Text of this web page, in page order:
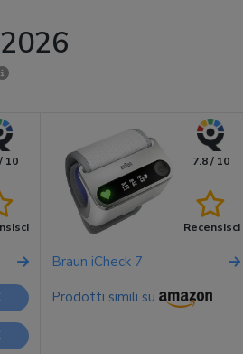
10 7.8 / 10
Recensisci
Braun iCheck 7
Prodotti simili su